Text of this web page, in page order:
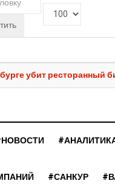
убит ресторанный
#САНКУР